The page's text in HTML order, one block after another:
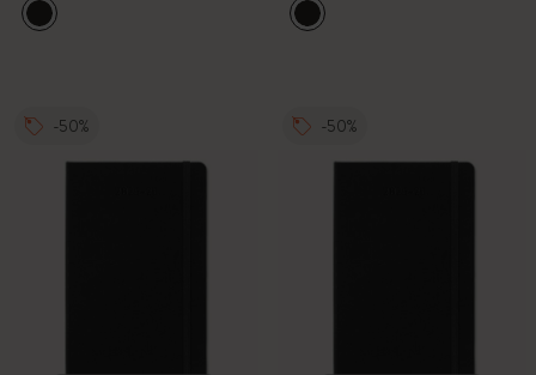
-50% -50%